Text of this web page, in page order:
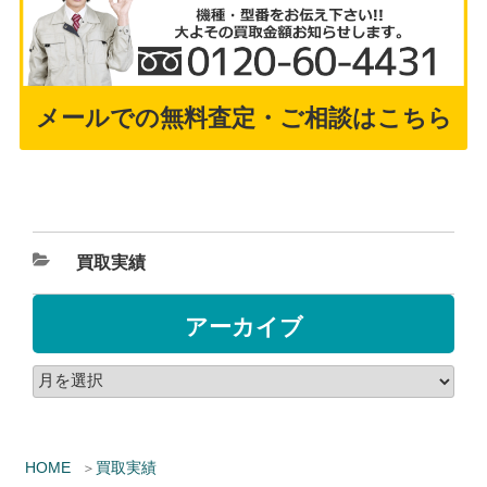
HOME
買取実績
メールでの無料査定・ご相談はこちら
買取実績
アーカイブ